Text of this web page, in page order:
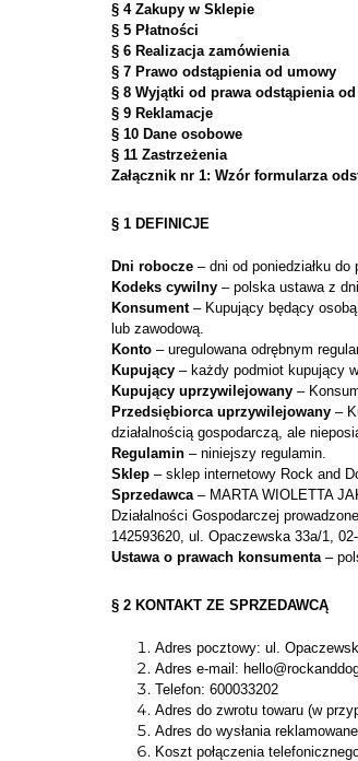
§ 4 Zakupy w Sklepie
§ 5 Płatności
§ 6 Realizacja zamówienia
§ 7 Prawo odstąpienia od umowy
§ 8 Wyjątki od prawa odstąpienia
§ 9 Reklamacje
§ 10 Dane osobowe
§ 11 Zastrzeżenia
Załącznik nr 1: Wzór formularza
§ 1 DEFINICJE
Dni robocze – dni od poniedziałku
Kodeks cywilny – polska ustawa z
Konsument– Kupujący będący
lub zawodową.
Konto – uregulowana odrębnym
Kupujący – każdy podmiot kupujący
Kupujący uprzywilejowany –
Przedsiębiorca uprzywilejowany –
działalnością gospodarczą, ale
Regulamin – niniejszy regulamin.
Sklep – sklep internetowy Rock and
Sprzedawca – MARTA WIOLETTA
Działalności Gospodarczej
142593620, ul. Opaczewska 33a/1,
Ustawa o prawach konsumenta –
§ 2 KONTAKT ZE SPRZEDAWCĄ
Adres pocztowy: ul.
Adres e-mail:
Telefon: 600033202
Adres do zwrotu towaru (w
Adres do wysłania
Koszt połączenia